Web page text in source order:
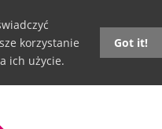
korzystanie
ich użycie.
Got it!